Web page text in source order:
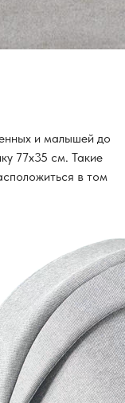
и малышей до
77х35 см. Такие
в том